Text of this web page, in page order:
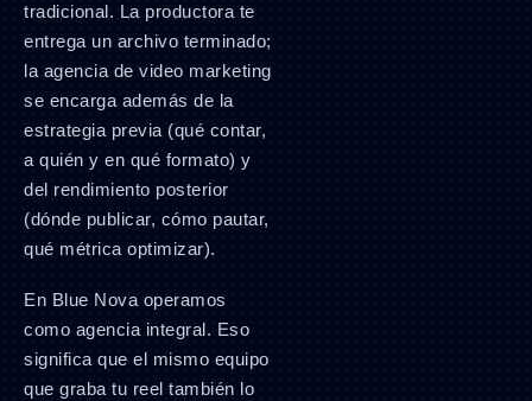
tradicional. La productora te
entrega un archivo terminado;
la agencia de video marketing
se encarga además de la
estrategia previa (qué contar,
a quién y en qué formato) y
del rendimiento posterior
(dónde publicar, cómo pautar,
qué métrica optimizar).
En Blue Nova operamos
como agencia integral. Eso
significa que el mismo equipo
que graba tu reel también lo